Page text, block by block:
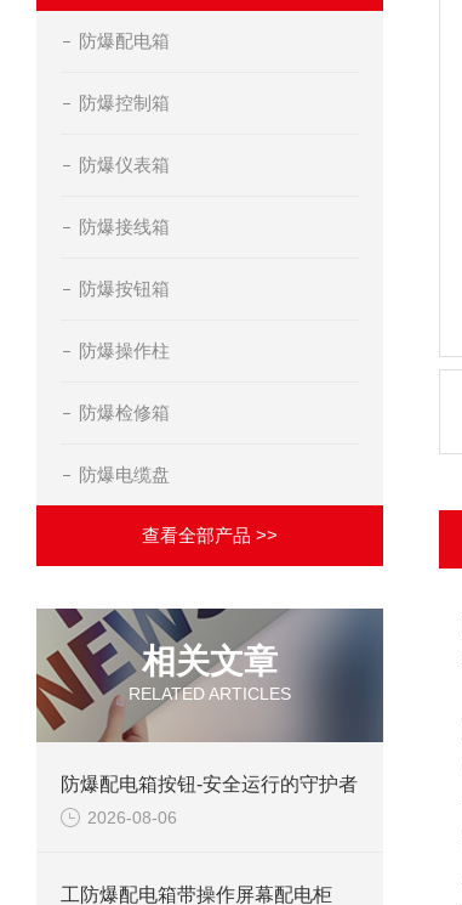
防爆配电箱
防爆控制箱
防爆仪表箱
防爆接线箱
防爆按钮箱
防爆操作柱
防爆检修箱
防爆电缆盘
查看全部产品 >>
相关文章
RELATED ARTICLES
防爆配电箱按钮-安全运行的守护者
2026-08-06
工防爆配电箱带操作屏幕配电柜